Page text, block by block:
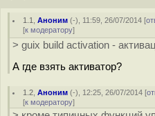
1.1 ,Аноним (-), 11:59, 26/07/2014 [
[к модератору]
> guix build activation -
А где взять активатор?
1.2 ,Аноним (-), 12:25, 26/07/2014 [
[к модератору]